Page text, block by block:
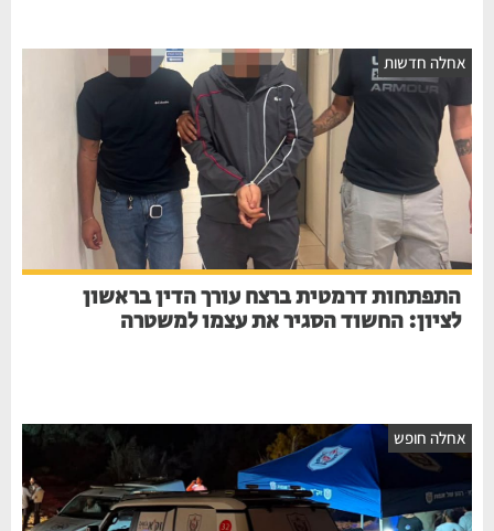
חדשות
התפתחות דרמטית ברצח עורך הדין בראשון
לציון: החשוד הסגיר את עצמו למשטרה
חופש